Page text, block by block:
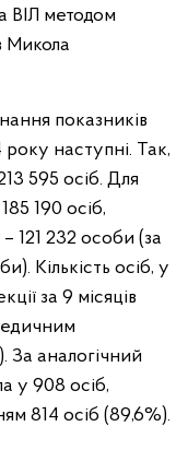
ВІЛ методом
Микола
показників
наступні. Так,
595 осіб. Для
190 осіб,
121 232 особи (за
Кількість осіб, у
за 9 місяців
За аналогічний
у 908 осіб,
814 осіб (89,6%).